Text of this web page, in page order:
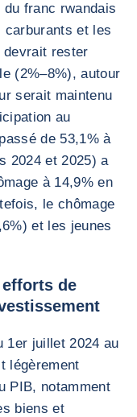
franc rwandais
et les
devrait rester
(2%–8%), autour
serait maintenu
au
de 53,1% à
2024 et 2025) a
à 14,9% en
le chômage
et les jeunes
de
1er juillet 2024 au
légèrement
PIB, notamment
biens et